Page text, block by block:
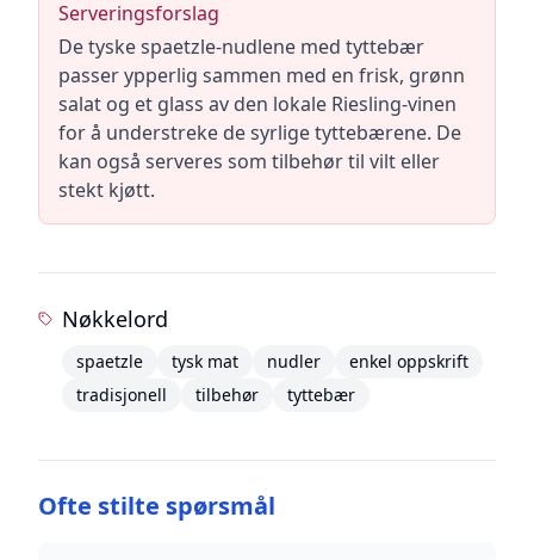
Serveringsforslag
De tyske spaetzle-nudlene med tyttebær
passer ypperlig sammen med en frisk, grønn
salat og et glass av den lokale Riesling-vinen
for å understreke de syrlige tyttebærene. De
kan også serveres som tilbehør til vilt eller
stekt kjøtt.
Nøkkelord
spaetzle tysk mat nudler
enkel oppskrift
tradisjonell
tilbehør tyttebær
Ofte stilte spørsmål